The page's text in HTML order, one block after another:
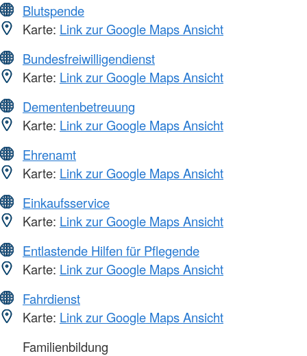
Blutspende
Karte: Link zur Google Maps Ansicht
Bundesfreiwilligendienst
Karte: Link zur Google Maps Ansicht
Dementenbetreuung
Karte: Link zur Google Maps Ansicht
Ehrenamt
Karte: Link zur Google Maps Ansicht
Einkaufsservice
Karte: Link zur Google Maps Ansicht
Entlastende Hilfen für Pflegende
Karte: Link zur Google Maps Ansicht
Fahrdienst
Karte: Link zur Google Maps Ansicht
Familienbildung